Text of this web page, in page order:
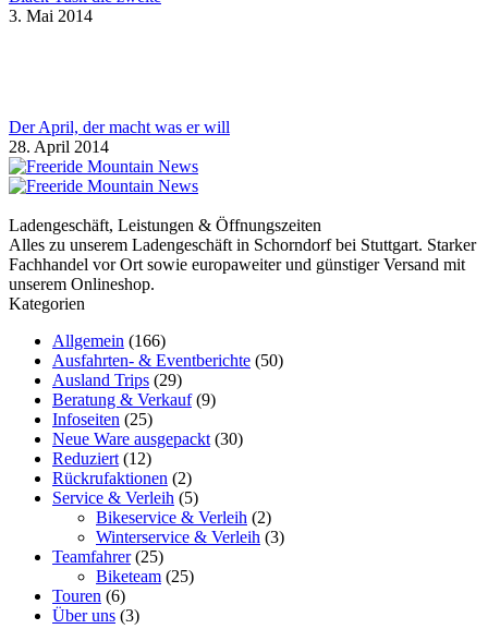
3. Mai 2014
Der April, der macht was er will
28. April 2014
Ladengeschäft, Leistungen & Öffnungszeiten
Alles zu unserem Ladengeschäft in Schorndorf bei Stuttgart. Starker
Fachhandel vor Ort sowie europaweiter und günstiger Versand mit
unserem Onlineshop.
Kategorien
Allgemein (166)
Ausfahrten- & Eventberichte (50)
Ausland Trips (29)
Beratung & Verkauf(9)
Infoseiten (25)
Neue Ware ausgepackt (30)
Reduziert (12)
Rückrufaktionen (2)
Service & Verleih (5)
Bikeservice & Verleih (2)
Winterservice & Verleih (3)
Teamfahrer(25)
Biketeam (25)
Touren (6)
Über uns (3)